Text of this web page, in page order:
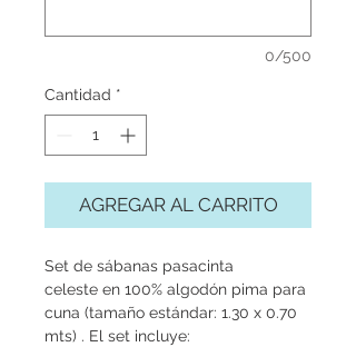
0/500
Cantidad *
AGREGAR AL CARRITO
Set de sábanas pasacinta
celeste en 100% algodón pima para
cuna (tamaño estándar: 1.30 x 0.70
mts) . El set incluye: